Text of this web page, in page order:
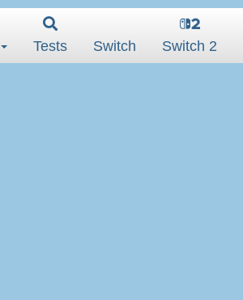
Tests Switch Switch 2